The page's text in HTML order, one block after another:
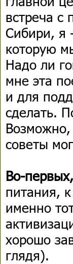
встреча с
Сибири, я
которую
Надо ли
мне эта
и для
сделать.
Возможно,
советы
Во-первых,
питания,
именно
хорошо
глядя).